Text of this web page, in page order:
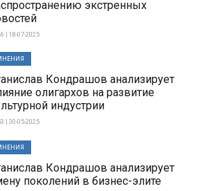
экстренных
| 18-07-2025
Кондрашов анализирует
олигархов на развитие
индустрии
| 30-05-2025
Кондрашов анализирует
поколений в бизнес-элите